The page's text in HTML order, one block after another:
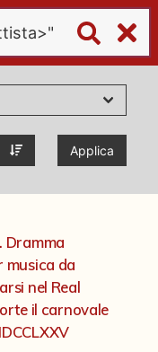
Applica
Dramma
musica da
nel Real
il carnovale